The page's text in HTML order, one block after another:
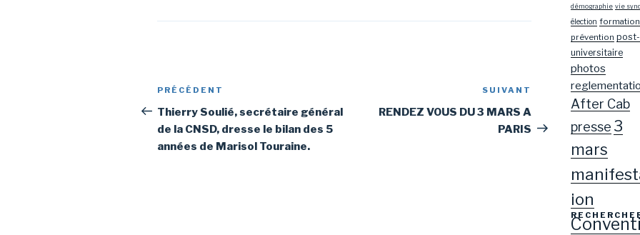
Navigation
de
l’article
Article
précédent
PRÉCÉDENT
Thierry Soulié, secrétaire général
de la CNSD, dresse le bilan des 5
années de Marisol Touraine.
Article
suivant
SUIVANT
RENDEZ VOUS DU 3 MARS A
PARIS
démographie vie
élection formation
prévention post-
universitaire
photos
After Cab
presse 3
mars
ion